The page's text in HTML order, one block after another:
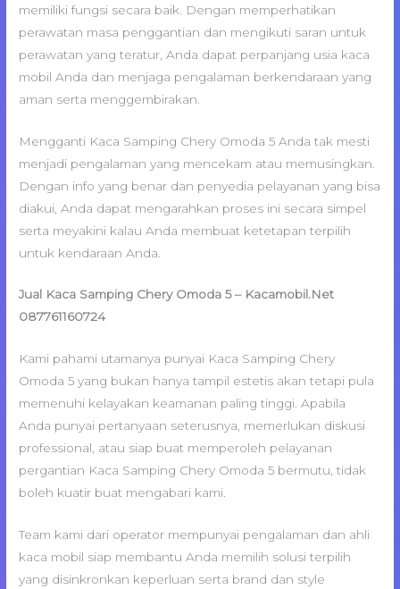
memiliki fungsi secara baik. Dengan memperhatikan
perawatan masa penggantian dan mengikuti saran untuk
perawatan yang teratur, Anda dapat perpanjang usia kaca
mobil Anda dan menjaga pengalaman berkendaraan yang
aman serta menggembirakan.
Mengganti Kaca Samping Chery Omoda 5 Anda tak mesti
menjadi pengalaman yang mencekam atau memusingkan.
Dengan info yang benar dan penyedia pelayanan yang bisa
diakui, Anda dapat mengarahkan proses ini secara simpel
serta meyakini kalau Anda membuat ketetapan terpilih
untuk kendaraan Anda.
Jual Kaca Samping Chery Omoda 5 – Kacamobil.Net
087761160724
Kami pahami utamanya punyai Kaca Samping Chery
Omoda 5 yang bukan hanya tampil estetis akan tetapi pula
memenuhi kelayakan keamanan paling tinggi. Apabila
Anda punyai pertanyaan seterusnya, memerlukan diskusi
professional, atau siap buat memperoleh pelayanan
pergantian Kaca Samping Chery Omoda 5 bermutu, tidak
boleh kuatir buat mengabari kami.
Team kami dari operator mempunyai pengalaman dan ahli
kaca mobil siap membantu Anda memilih solusi terpilih
yang disinkronkan keperluan serta brand dan style